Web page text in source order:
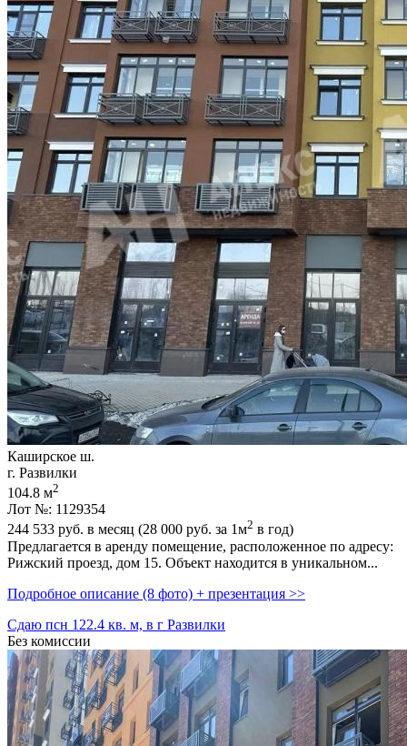
Каширское ш.
г. Развилки
104.8 м2
Лот №: 1129354
244 533 руб. в месяц (28 000 руб. за 1м2 в год)
Предлагается в аренду помещение,­ расположенное по адресу:
Рижский проезд,­ дом 15. Объект находится в уникальном...
Подробное описание (8 фото) + презентация >>
Сдаю псн 122.4 кв. м, в г Развилки
Без комиссии